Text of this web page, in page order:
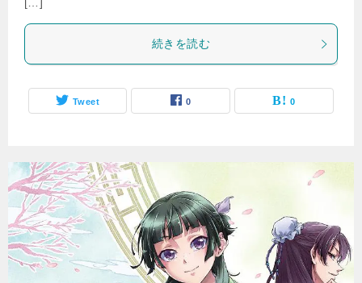
続きを読む
Tweet 0 0